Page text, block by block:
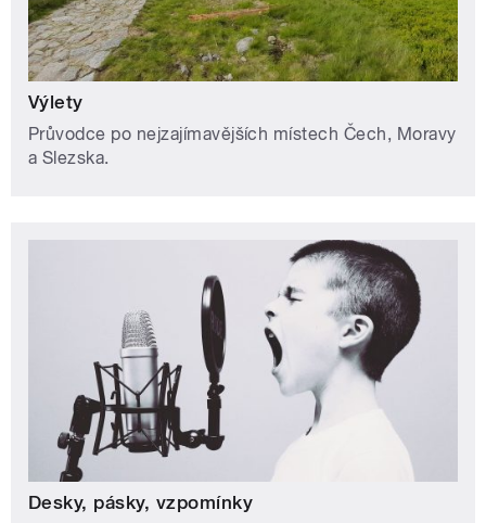
Výlety
Průvodce po nejzajímavějších místech Čech, Moravy
a Slezska.
Desky, pásky, vzpomínky